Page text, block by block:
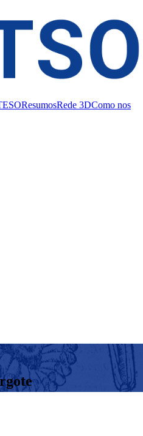
ResumosRede 3DComo nos